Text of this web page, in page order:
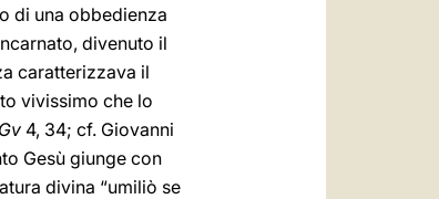
di una obbedienza
divenuto il
caratterizzava il
vivissimo che lo
Gv 4, 34; cf. Giovanni
Gesù giunge con
divina “umiliò se